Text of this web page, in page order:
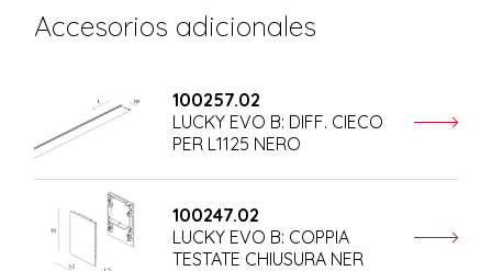
Accesorios adicionales
100257.02
LUCKY EVO B: DIFF. CIECO
PER L1125 NERO
100247.02
LUCKY EVO B: COPPIA
TESTATE CHIUSURA NER